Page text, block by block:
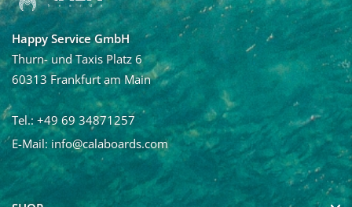
Nachname
Ja, ich möchte den Newsletter von Calaboards erhalten
und regelmäßig mit Neuigkeiten und über Angebote
informiert werden. Die Abmeldung vom Newsletter ist
jederzeit möglich.
Happy Service GmbH
Thurn- und Taxis Platz 6
60313 Frankfurt am Main
Tel.: +49 69 34871257
E-Mail: info@calaboards.com